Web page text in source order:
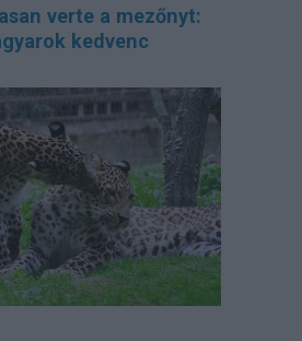
verte a mezőnyt:
kedvenc